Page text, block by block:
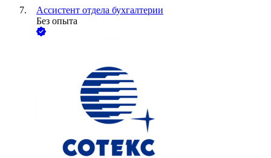
Ассистент отдела бухгалтерии
Без опыта